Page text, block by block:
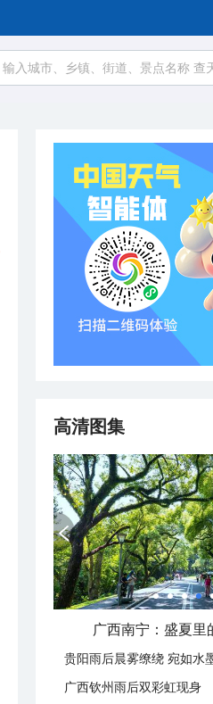
高清图集
广西南宁：盛夏里
贵阳雨后晨雾缭绕 宛如水
广西钦州雨后双彩虹现身